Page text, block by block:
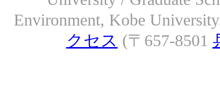
Environment, Kobe
クセス (〒657-8501